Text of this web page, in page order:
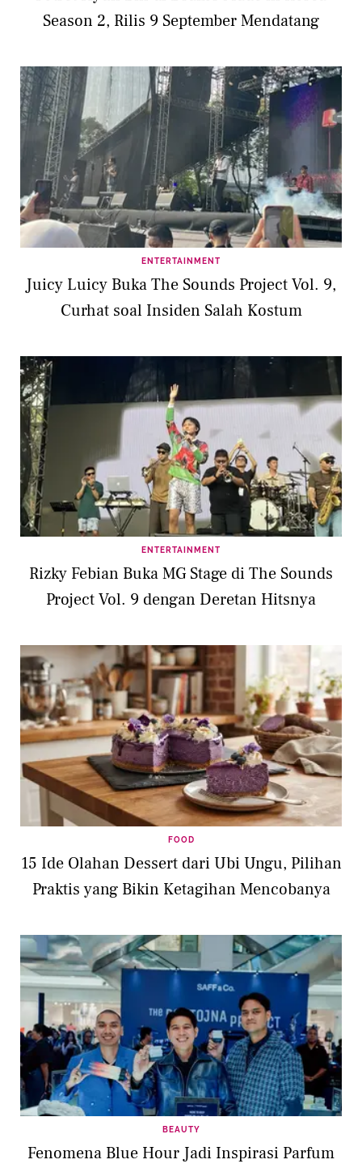
Season 2, Rilis 9 September Mendatang
ENTERTAINMENT
Juicy Luicy Buka The Sounds Project Vol. 9,
Curhat soal Insiden Salah Kostum
ENTERTAINMENT
Rizky Febian Buka MG Stage di The Sounds
Project Vol. 9 dengan Deretan Hitsnya
FOOD
15 Ide Olahan Dessert dari Ubi Ungu, Pilihan
Praktis yang Bikin Ketagihan Mencobanya
BEAUTY
Fenomena Blue Hour Jadi Inspirasi Parfum